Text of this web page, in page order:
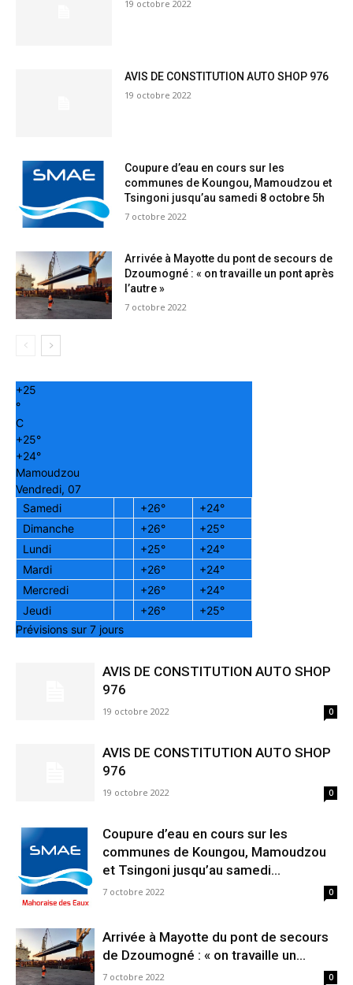
19 octobre 2022
AVIS DE CONSTITUTION AUTO SHOP 976
19 octobre 2022
Coupure d’eau en cours sur les
communes de Koungou, Mamoudzou et
Tsingoni jusqu’au samedi 8 octobre 5h
7 octobre 2022
Arrivée à Mayotte du pont de secours de
Dzoumogné : « on travaille un pont après
l’autre »
7 octobre 2022
+25
°
C
+25°
+24°
Mamoudzou
Vendredi, 07
Samedi
+26° +24°
Dimanche
+26° +25°
Lundi
+25° +24°
Mardi
+26° +24°
Mercredi
+26° +24°
Jeudi
+26° +25°
Prévisions sur 7 jours
AVIS DE CONSTITUTION AUTO SHOP
976
19 octobre 2022 0
AVIS DE CONSTITUTION AUTO SHOP
976
19 octobre 2022 0
Coupure d’eau en cours sur les
communes de Koungou, Mamoudzou
et Tsingoni jusqu’au samedi...
7 octobre 2022 0
Arrivée à Mayotte du pont de secours
de Dzoumogné : « on travaille un...
7 octobre 2022 0